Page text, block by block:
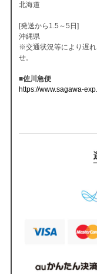
北海道
[発送から1.5～5日]
沖縄県
※交通状況等により遅
せ。
■佐川急便
https://www.sagawa-